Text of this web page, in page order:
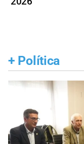
+ Política